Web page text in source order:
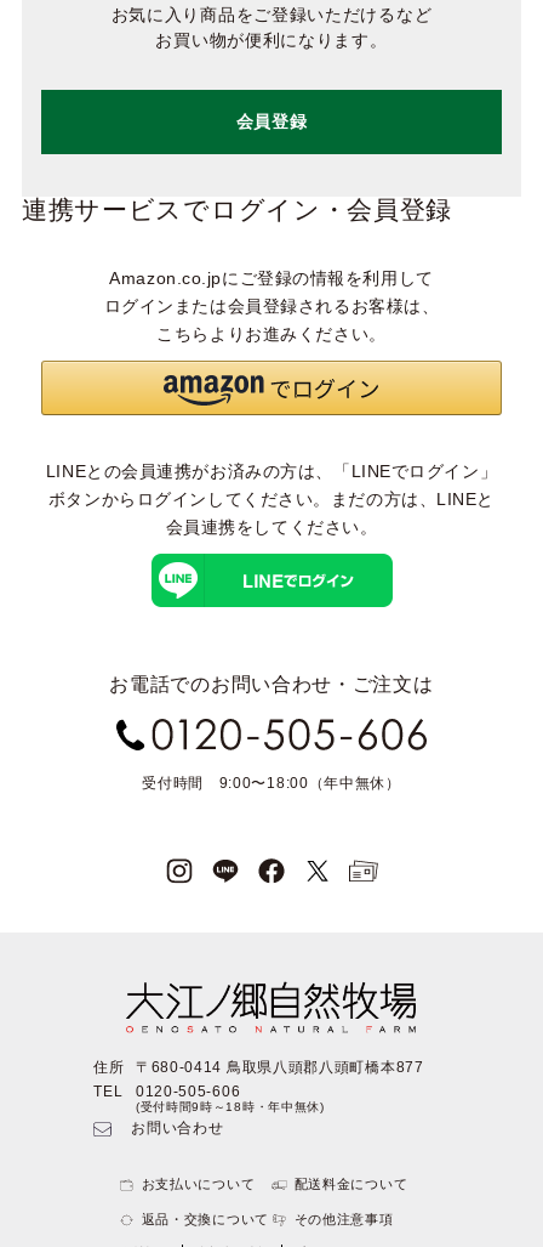
お気に入り商品をご登録いただけるなど
お買い物が便利になります。
会員登録
連携サービスでログイン・会員登録
Amazon.co.jpにご登録の情報を利用して
ログインまたは会員登録されるお客様は、
こちらよりお進みください。
LINEとの会員連携がお済みの方は、「LINEでログイン」
ボタンからログインしてください。まだの方は、 LINEと
会員連携をしてください。
お電話でのお問い合わせ・ご注文は
受付時間 9:00〜18:00（年中無休）
住所
〒680-0414 鳥取県八頭郡八頭町橋本877
TEL
0120-505-606
(受付時間9時～18時・年中無休)
お問い合わせ
お支払いについて 配送料金について
返品・交換について その他注意事項